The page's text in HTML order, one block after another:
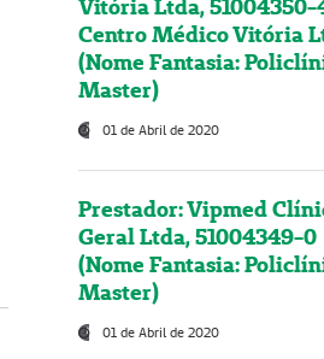
Vitória Ltda, 51004350-
Centro Médico Vitória
(Nome Fantasia:
Master)
01 de Abril de 2020
Prestador: Vipmed
Geral Ltda, 51004349-0
(Nome Fantasia:
Master)
01 de Abril de 2020